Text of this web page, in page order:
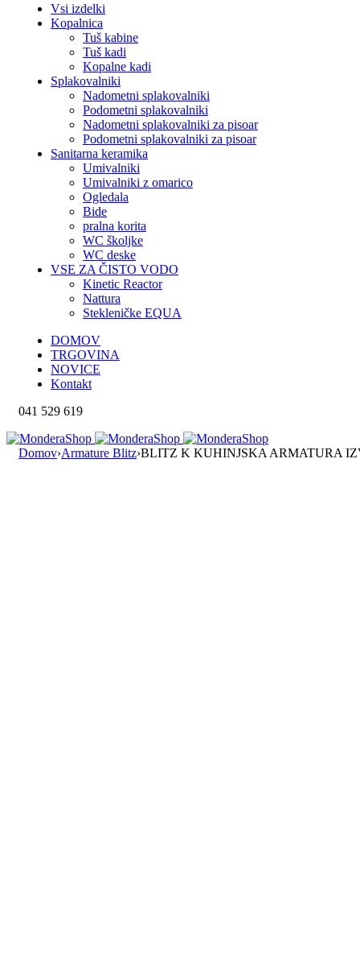
Vsi izdelki
Kopalnica
Tuš kabine
Tuš kadi
Kopalne kadi
Splakovalniki
Nadometni splakovalniki
Podometni splakovalniki
Nadometni splakovalniki za pisoar
Podometni splakovalniki za pisoar
Sanitarna keramika
Umivalniki
Umivalniki z omarico
Ogledala
Bide
pralna korita
WC školjke
WC deske
VSE ZA ČISTO VODO
Kinetic Reactor
Nattura
Stekleničke EQUA
DOMOV
TRGOVINA
NOVICE
Kontakt
041 529 619
Domov›Armature Blitz›BLITZ K KUHINJSKA ARMATURA